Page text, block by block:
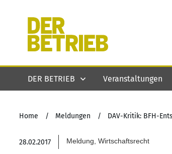
DER BETRIEB Veranstaltungen
Home / Meldungen / DAV-Kritik: BFH-
28.02.2017 Meldung, Wirtschaftsrecht